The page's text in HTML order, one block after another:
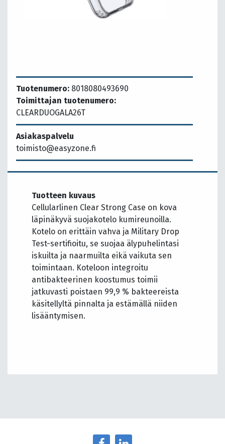
Tuotenumero: 8018080493690
Toimittajan tuotenumero:
CLEARDUOGALA26T
Asiakaspalvelu
toimisto@easyzone.fi
Tuotteen kuvaus
Cellularlinen Clear Strong Case on kova
läpinäkyvä suojakotelo kumireunoilla.
Kotelo on erittäin vahva ja Military Drop
Test-sertifioitu, se suojaa älypuhelintasi
iskuilta ja naarmuilta eikä vaikuta sen
toimintaan. Koteloon integroitu
antibakteerinen koostumus toimii
jatkuvasti poistaen 99,9 % bakteereista
käsitellyltä pinnalta ja estämällä niiden
lisääntymisen.